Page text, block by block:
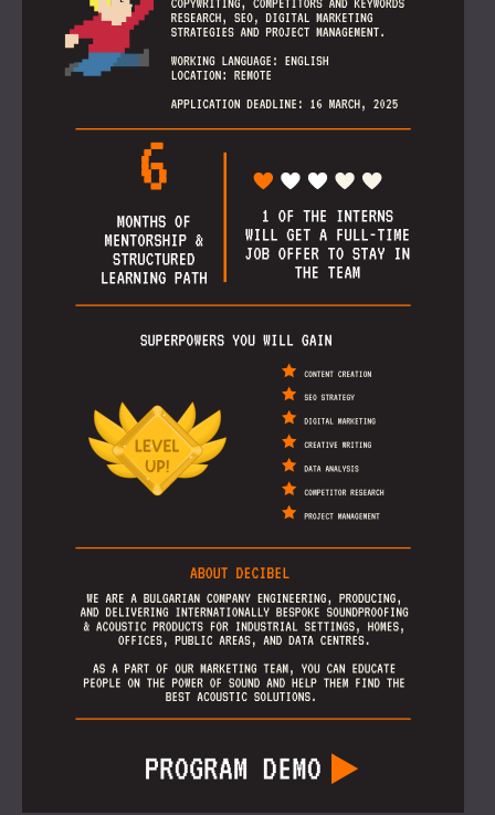
AKUSTYCZNE DO HAL I TEATRÓW
ROZWIĄZANIA DŹWIĘKOSZCZELNE I
AKUSTYCZNE DLA POWIERZCHNI
HANDLOWYCH
WYCISZANIE I AKUSTYKA W OBIEKTACH
EDUKACYJNYCH
PANELE DŹWIĘKOCHŁONNE I
AKUSTYCZNE DLA PLACÓWEK SŁUŻBY
ZDROWIA
ROZWIĄZANIA DŹWIĘKOSZCZELNE I
AKUSTYCZNE DLA SEKTORA AUDIOLOGII
AKUSTYCZNE DLA CENTRÓW DANYCH